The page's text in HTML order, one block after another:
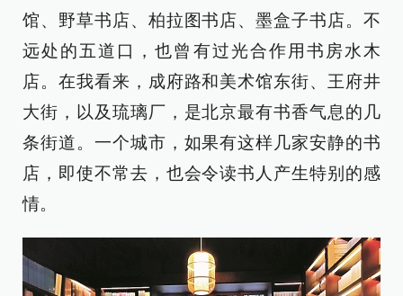
馆、野草书店、柏拉图书店、墨盒子书店。不
远处的五道口，也曾有过光合作用书房水木
店。在我看来，成府路和美术馆东街、王府井
大街，以及琉璃厂，是北京最有书香气息的几
条街道。一个城市，如果有这样几家安静的书
店，即使不常去，也会令读书人产生特别的感
情。